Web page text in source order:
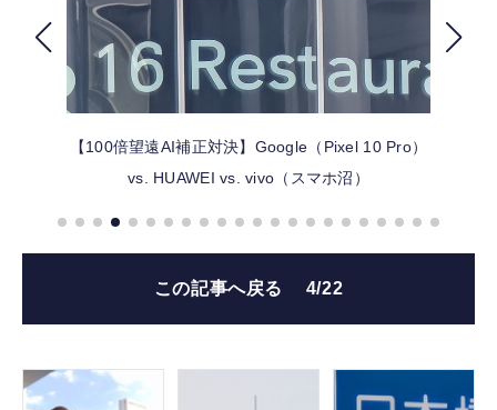
【100倍望遠AI補正対決】Google（Pixel 10 Pro）
vs. HUAWEI vs. vivo（スマホ沼）
この記事へ戻る 4/22